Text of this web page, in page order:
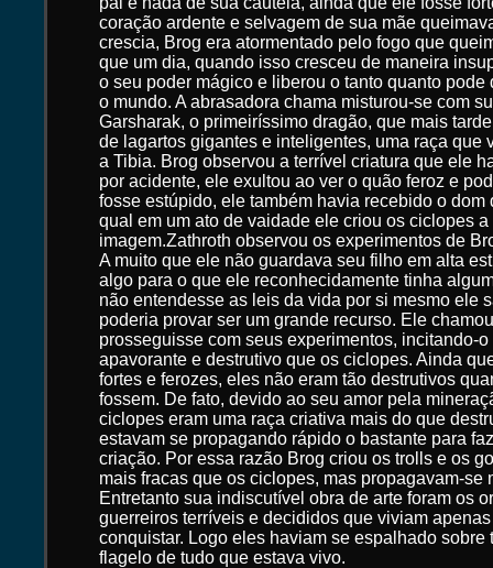
coração ardente e selvagem de sua mãe
crescia, Brog era atormentado pelo fogo que
que um dia, quando isso cresceu de maneira
o seu poder mágico e liberou o tanto quanto
o mundo. A abrasadora chama misturou-se com
Garsharak, o primeiríssimo dragão, que mais
de lagartos gigantes e inteligentes, uma raça que
a Tibia. Brog observou a terrível criatura que ele
por acidente, ele exultou ao ver o quão feroz e
fosse estúpido, ele também havia recebido o dom
qual em um ato de vaidade ele criou os ciclopes
imagem.Zathroth observou os experimentos de
A muito que ele não guardava seu filho em alta
algo para o que ele reconhecidamente tinha
não entendesse as leis da vida por si mesmo ele
poderia provar ser um grande recurso. Ele
prosseguisse com seus experimentos, incitando-
apavorante e destrutivo que os ciclopes. Ainda
fortes e ferozes, eles não eram tão destrutivos
fossem. De fato, devido ao seu amor pela
ciclopes eram uma raça criativa mais do que
estavam se propagando rápido o bastante para
criação. Por essa razão Brog criou os trolls e os
mais fracas que os ciclopes, mas propagavam-se
Entretanto sua indiscutível obra de arte foram os
guerreiros terríveis e decididos que viviam
conquistar. Logo eles haviam se espalhado sobre
flagelo de tudo que estava vivo.